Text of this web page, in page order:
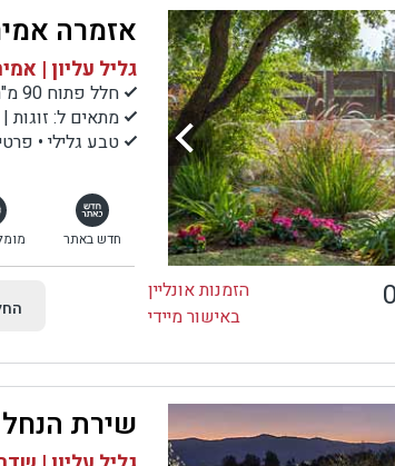
אזמרה
גליל עליון |
חלל פתוח 90 מ"ר
מתאים ל: זוגות | משפחות
טבע גלילי •
חדש באתר
הזמנות אונליין
באישור מיידי
שירת הנחל